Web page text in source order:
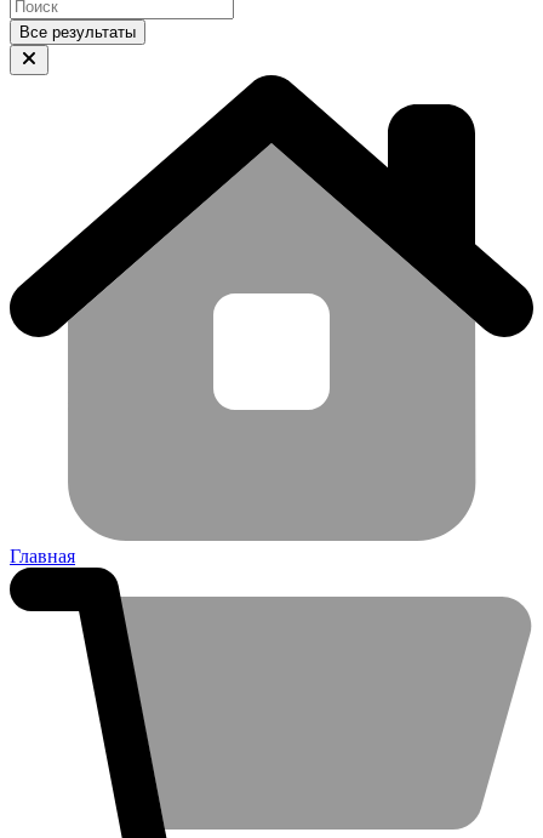
Все результаты
Главная